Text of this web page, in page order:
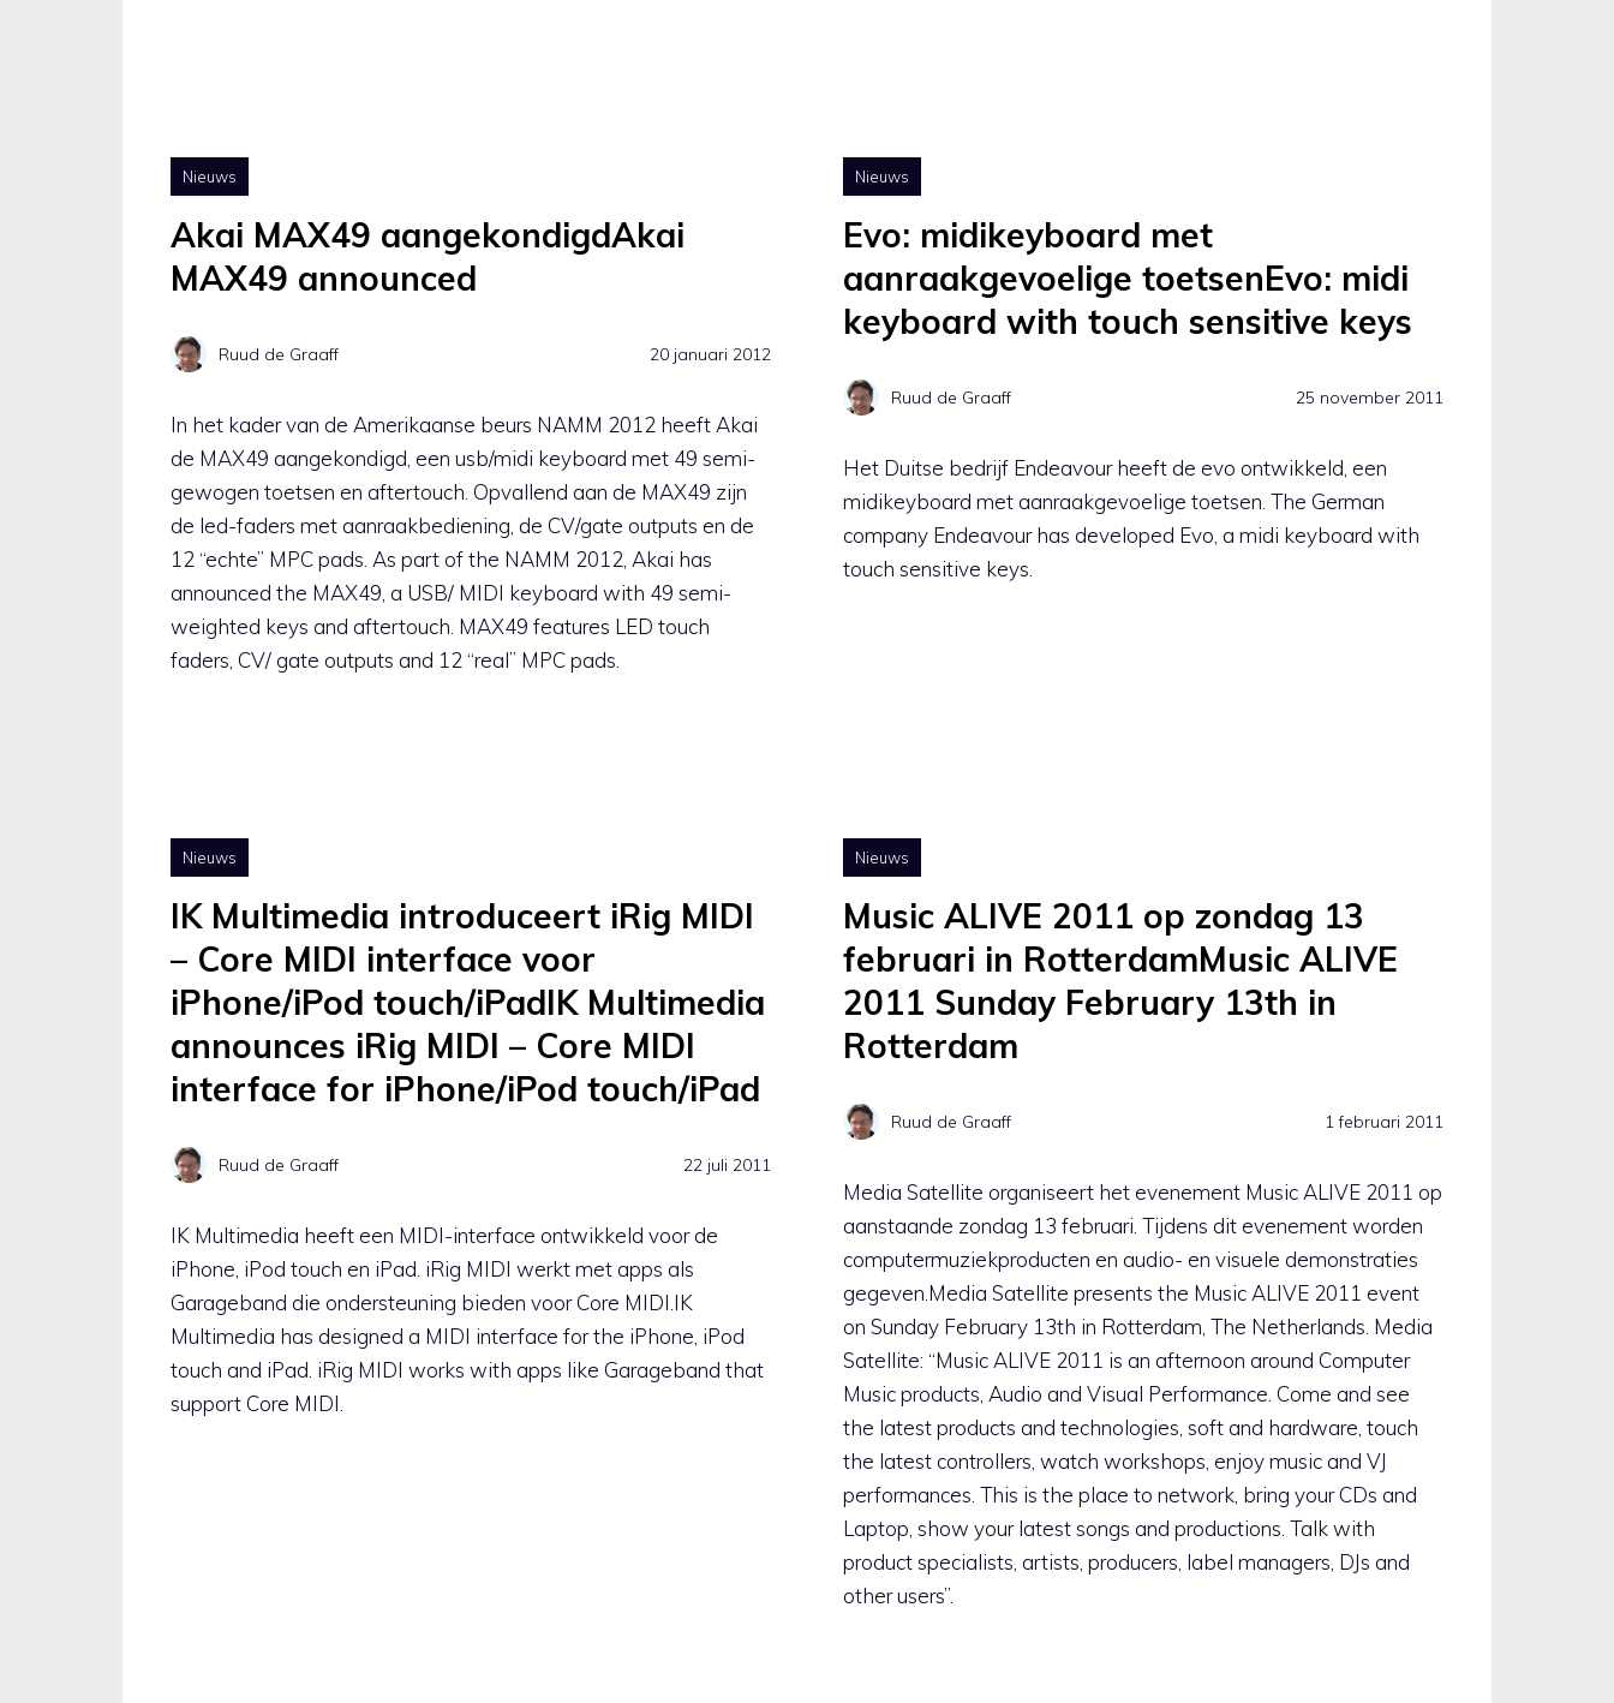
Nieuws
Akai MAX49 aangekondigdAkai
MAX49 announced
Ruud de Graaff 20 januari 2012
In het kader van de Amerikaanse beurs NAMM 2012 heeft Akai
de MAX49 aangekondigd, een usb/midi keyboard met 49 semi-
gewogen toetsen en aftertouch. Opvallend aan de MAX49 zijn
de led-faders met aanraakbediening, de CV/gate outputs en de
12 “echte” MPC pads. As part of the NAMM 2012, Akai has
announced the MAX49, a USB/ MIDI keyboard with 49 semi-
weighted keys and aftertouch. MAX49 features LED touch
faders, CV/ gate outputs and 12 “real” MPC pads.
Nieuws
Evo: midikeyboard met
aanraakgevoelige toetsenEvo: midi
keyboard with touch sensitive keys
Ruud de Graaff 25 november 2011
Het Duitse bedrijf Endeavour heeft de evo ontwikkeld, een
midikeyboard met aanraakgevoelige toetsen. The German
company Endeavour has developed Evo, a midi keyboard with
touch sensitive keys.
Nieuws
IK Multimedia introduceert iRig MIDI
– Core MIDI interface voor
iPhone/iPod touch/iPadIK Multimedia
announces iRig MIDI – Core MIDI
interface for iPhone/iPod touch/iPad
Ruud de Graaff 22 juli 2011
IK Multimedia heeft een MIDI-interface ontwikkeld voor de
iPhone, iPod touch en iPad. iRig MIDI werkt met apps als
Garageband die ondersteuning bieden voor Core MIDI.IK
Multimedia has designed a MIDI interface for the iPhone, iPod
touch and iPad. iRig MIDI works with apps like Garageband that
support Core MIDI.
Nieuws
Music ALIVE 2011 op zondag 13
februari in RotterdamMusic ALIVE
2011 Sunday February 13th in
Rotterdam
Ruud de Graaff 1 februari 2011
Media Satellite organiseert het evenement Music ALIVE 2011 op
aanstaande zondag 13 februari. Tijdens dit evenement worden
computermuziekproducten en audio- en visuele demonstraties
gegeven.Media Satellite presents the Music ALIVE 2011 event
on Sunday February 13th in Rotterdam, The Netherlands. Media
Satellite: “Music ALIVE 2011 is an afternoon around Computer
Music products, Audio and Visual Performance. Come and see
the latest products and technologies, soft and hardware, touch
the latest controllers, watch workshops, enjoy music and VJ
performances. This is the place to network, bring your CDs and
Laptop, show your latest songs and productions. Talk with
product specialists, artists, producers, label managers, DJs and
other users”.